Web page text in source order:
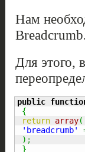
Нам
Для этого,
public
{
return array(
'breadcrumb'
) ;
}